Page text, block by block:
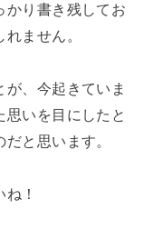
かり書き残してお
ません。
が、今起きていま
いを目にしたと
と思います。
！